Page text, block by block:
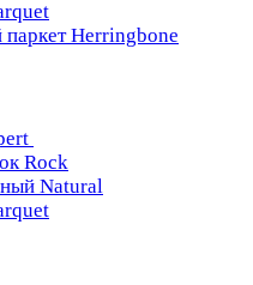
Herringbone
Rock
Natural